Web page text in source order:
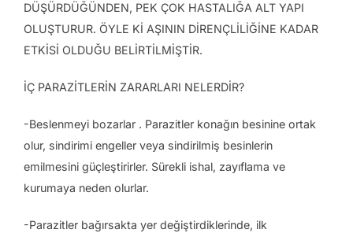
DÜŞÜRDÜĞÜNDEN, PEK ÇOK HASTALIĞA ALT YAPI
OLUŞTURUR. ÖYLE Kİ AŞININ DİRENÇLİLİĞİNE KADAR
ETKİSİ OLDUĞU BELİRTİLMİŞTİR.
İÇ PARAZİTLERİN ZARARLARI NELERDİR?
-Beslenmeyi bozarlar . Parazitler konağın besinine ortak
olur, sindirimi engeller veya sindirilmiş besinlerin
emilmesini güçleştirirler. Sürekli ishal, zayıflama ve
kurumaya neden olurlar.
-Parazitler bağırsakta yer değiştirdiklerinde, ilk